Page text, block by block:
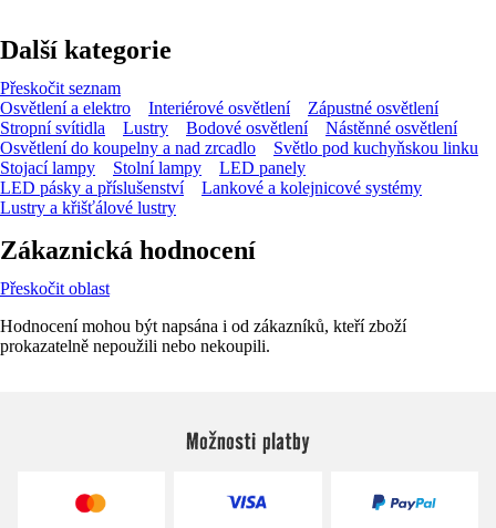
Další kategorie
Přeskočit seznam
Osvětlení a elektro
Interiérové osvětlení
Zápustné osvětlení
Stropní svítidla
Lustry Bodové osvětlení
Nástěnné osvětlení
Osvětlení do koupelny a nad zrcadlo
Světlo pod kuchyňskou linku
Stojací lampy
Stolní lampy
LED panely
LED pásky a příslušenství
Lankové a kolejnicové systémy
Lustry a křišťálové lustry
Zákaznická hodnocení
Přeskočit oblast
Hodnocení mohou být napsána i od zákazníků, kteří zboží
prokazatelně nepoužili nebo nekoupili.
Možnosti platby